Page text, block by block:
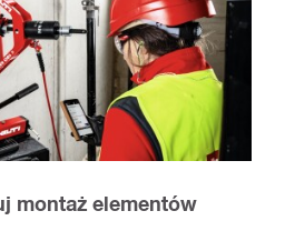
montaż elementów